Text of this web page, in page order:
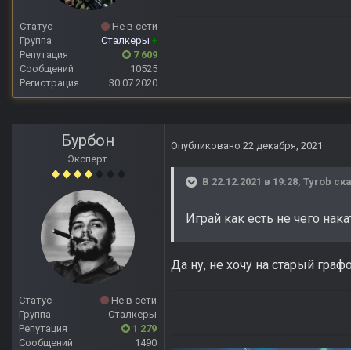
Статус
Не в сети
Группа
Сталкеры +
Репутация
7 609
Сообщений
10525
Регистрация
30.07.2020
Бурбон
Эксперт
Статус
Не в сети
Группа
Сталкеры
Репутация
1 279
Сообщений
1490
Опубликовано 22 декабря, 2021
В 22.12.2021 в 19:28, Tyrob
Играй как есть не чего
Да ну, не хочу на старый